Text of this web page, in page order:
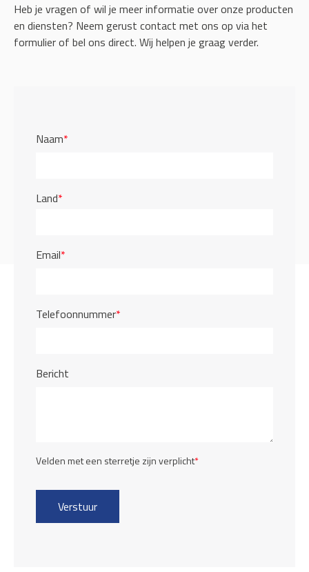
Heb je vragen of wil je meer informatie over onze producten
en diensten? Neem gerust contact met ons op via het
formulier of bel ons direct. Wij helpen je graag verder.
Naam*
Land*
Email*
Telefoonnummer*
Bericht
Velden met een sterretje zijn verplicht*